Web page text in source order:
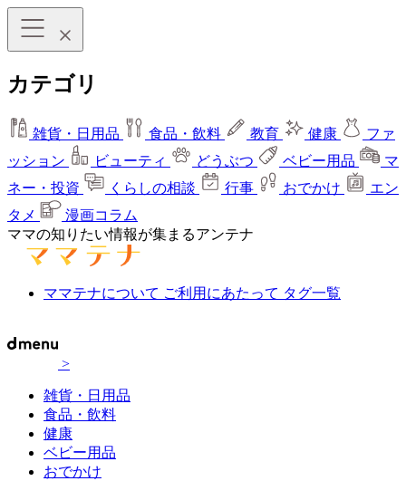
カテゴリ
雑貨・日用品 食品・飲料 教育 健康
ファ
ッション
ビューティ どうぶつ ベビー用品
マ
ネー・投資
くらしの相談 行事 おでかけ
エン
タメ
漫画コラム
ママの知りたい情報が集まるアンテナ
ママテナについて ご利用にあたって タグ一覧
>
雑貨・日用品
食品・飲料
健康
ベビー用品
おでかけ